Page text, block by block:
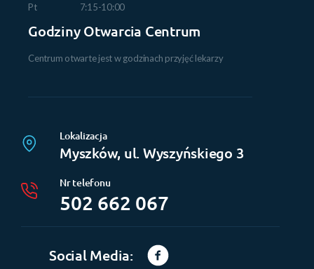
Pt
7:15-10:00
Godziny Otwarcia Centrum
Centrum otwarte jest w godzinach przyjęć lekarzy
Lokalizacja
Myszków, ul. Wyszyńskiego 3
Nr telefonu
502 662 067
Social Media: